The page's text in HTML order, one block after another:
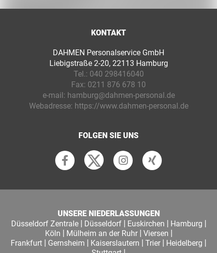
KONTAKT
DAHMEN Personalservice GmbH
Liebigstraße 2-20, 22113 Hamburg
Tel.: 040 298416040
Fax: 0211 876 678 10
e-mail: hamburg@dahmen-personal.de
Webadresse: https://www.dahmen-personal.de
FOLGEN SIE UNS
UNSERE NIEDERLASSUNGEN
Düsseldorf Zentrale| Düsseldorf| Euskirchen | Hamburg |
Köln | Mülheim an der Ruhr| Viersen |
Frankfurt | Gernsheim | Kaiserslautern | Trier | Heidelberg |